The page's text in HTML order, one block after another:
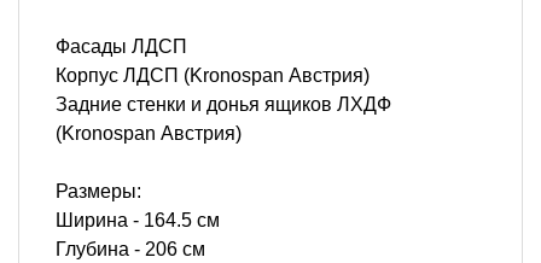
Фасады ЛДСП
Корпус ЛДСП (Kronospan Австрия)
Задние стенки и донья ящиков ЛХДФ
(Kronospan Австрия)
Размеры:
Ширина - 164.5 см
Глубина - 206 см